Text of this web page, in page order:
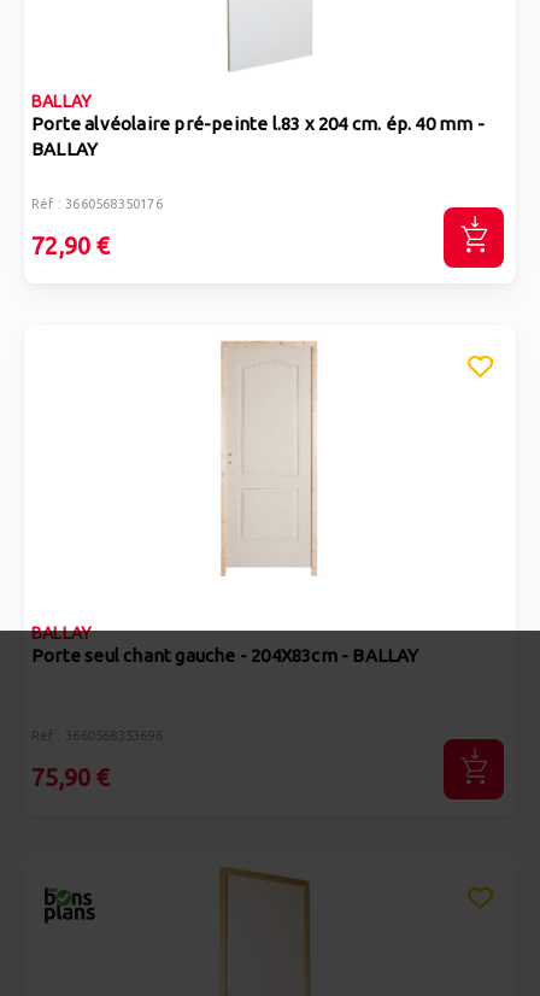
BALLAY
Porte alvéolaire pré-peinte l.83 x 204 cm. ép. 40 mm -
BALLAY
Réf : 3660568350176
72,90 €
BALLAY
Porte seul chant gauche - 204X83cm - BALLAY
Réf : 3660568353696
75,90 €